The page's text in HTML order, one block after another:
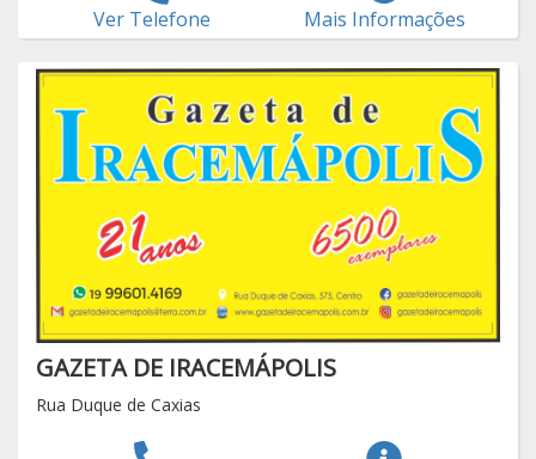
Ver Telefone Mais Informações
GAZETA DE IRACEMÁPOLIS
Rua Duque de Caxias